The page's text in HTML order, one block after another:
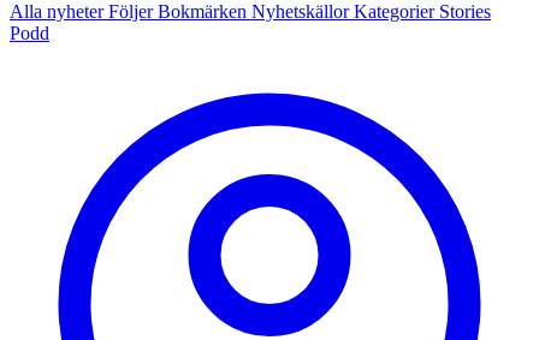
Alla nyheterFöljerBokmärken NyhetskällorKategorier Stories
Podd